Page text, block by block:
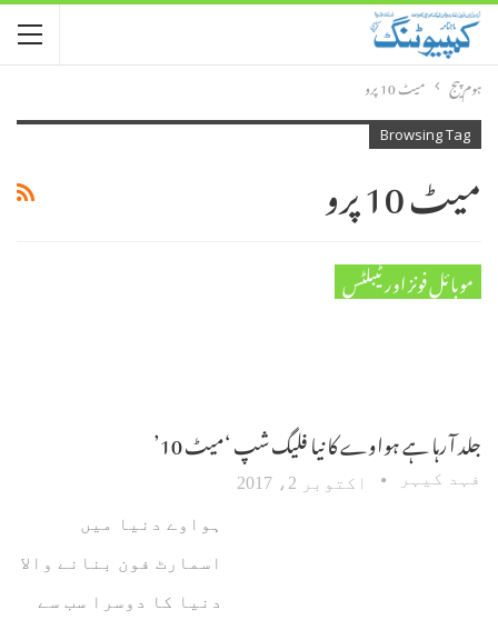
ہوم پیج میٹ 10 پرو
Browsing Tag
میٹ 10 پرو
موبائل فونز اور ٹیبلٹس
جلد آ رہا ہے ہواوے کا نیا فلیگ شپ ‘میٹ 10’
فہد کیہر اکتوبر 2، 2017
ہواوے دنیا میں
اسمارٹ فون بنانے والا
دنیا کا دوسرا سب سے